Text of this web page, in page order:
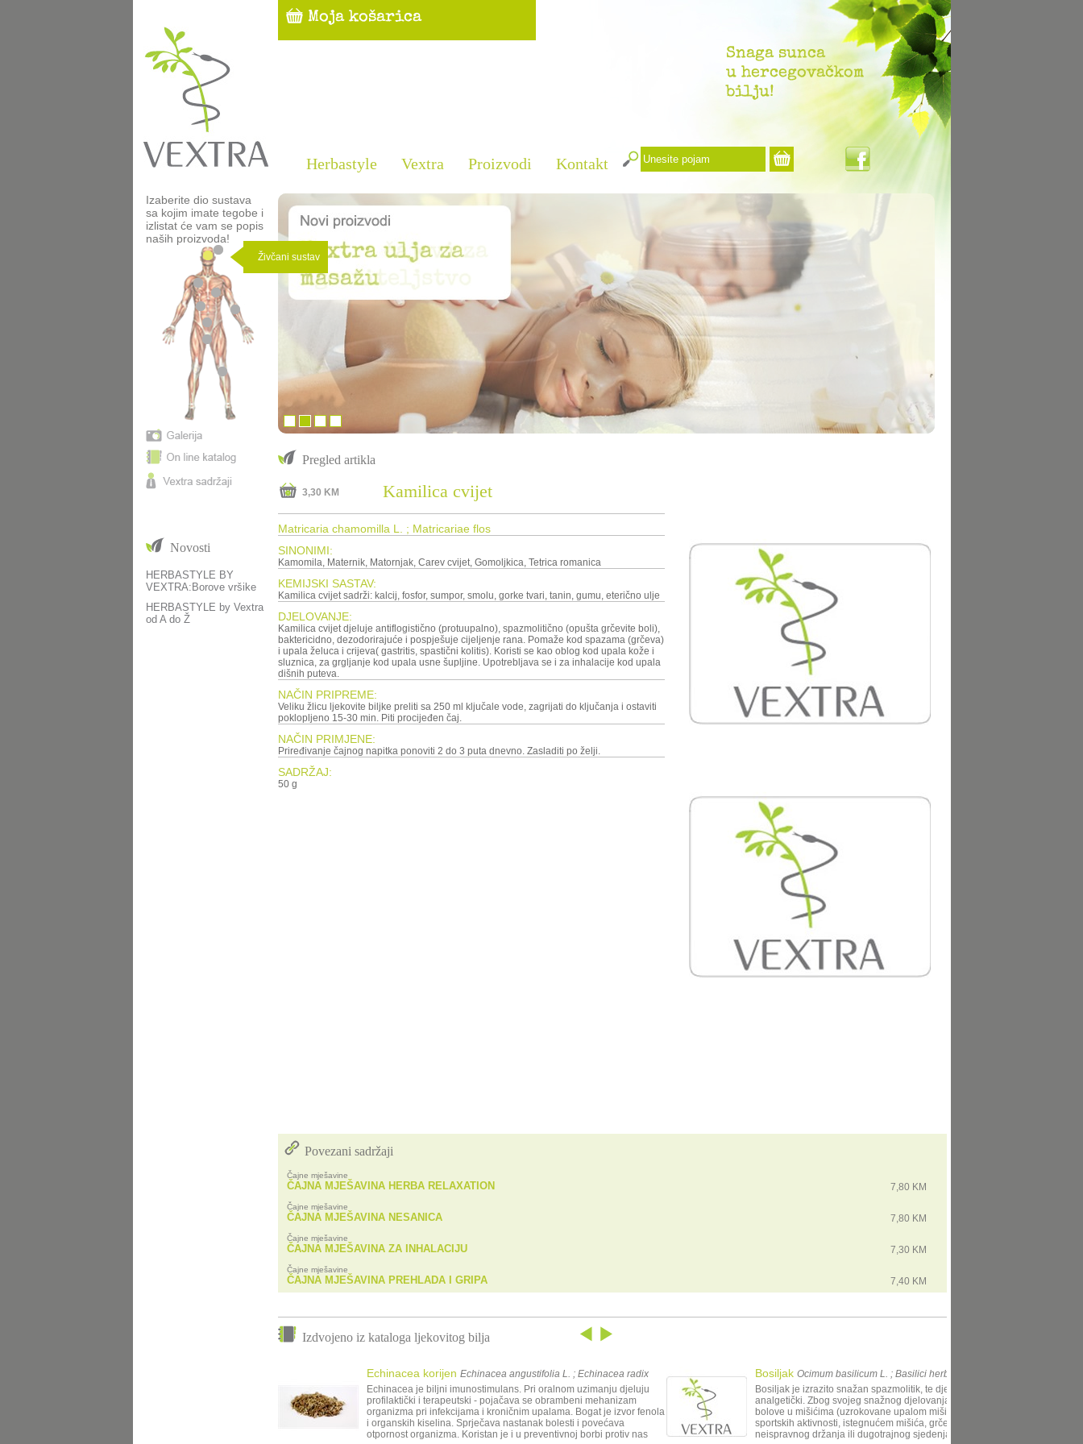
Herbastyle Vextra Proizvodi Kontakt
Izaberite dio sustava
sa kojim imate tegobe i
izlistat će vam se popis
naših proizvoda!
Živčani sustav
Novosti
HERBASTYLE BY
VEXTRA:Borove vršike
HERBASTYLE by Vextra
od A do Ž
Pregled artikla
3,30 KM Kamilica cvijet
Matricaria chamomilla L. ; Matricariae flos
SINONIMI:
Kamomila, Maternik, Matornjak, Carev cvijet, Gomoljkica, Tetrica romanica
KEMIJSKI SASTAV:
Kamilica cvijet sadrži: kalcij, fosfor, sumpor, smolu, gorke tvari, tanin, gumu, eterično ulje
DJELOVANJE:
Kamilica cvijet djeluje antiflogistično (protuupalno), spazmolitično (opušta grčevite boli),
baktericidno, dezodorirajuće i pospješuje cijeljenje rana. Pomaže kod spazama (grčeva)
i upala želuca i crijeva( gastritis, spastični kolitis). Koristi se kao oblog kod upala kože i
sluznica, za grgljanje kod upala usne šupljine. Upotrebljava se i za inhalacije kod upala
dišnih puteva.
NAČIN PRIPREME:
Veliku žlicu ljekovite biljke preliti sa 250 ml ključale vode, zagrijati do ključanja i ostaviti
poklopljeno 15-30 min. Piti procijeđen čaj.
NAČIN PRIMJENE:
Priređivanje čajnog napitka ponoviti 2 do 3 puta dnevno. Zasladiti po želji.
SADRŽAJ:
50 g
Povezani sadržaji
Čajne mješavine
ČAJNA MJEŠAVINA HERBA RELAXATION 7,80 KM
Čajne mješavine
ČAJNA MJEŠAVINA NESANICA 7,80 KM
Čajne mješavine
ČAJNA MJEŠAVINA ZA INHALACIJU 7,30 KM
Čajne mješavine
ČAJNA MJEŠAVINA PREHLADA I GRIPA 7,40 KM
Izdvojeno iz kataloga ljekovitog bilja
Echinacea korijen Echinacea angustifolia L. ; Echinacea radix
Echinacea je biljni imunostimulans. Pri oralnom uzimanju djeluju
profilaktički i terapeutski - pojačava se obrambeni mehanizam
organizma pri infekcijama i kroničnim upalama. Bogat je izvor fenola
i organskih kiselina. Sprječava nastanak bolesti i povećava
otpornost organizma. Koristan je i u preventivnoj borbi protiv nas
Bosiljak Ocimum basilicum L. ; Basilici herba
Bosiljak je izrazito snažan spazmolitik, te djeluje protuupalno i
analgetički. Zbog svojeg snažnog djelovanja, može ga se koristiti za
bolove u mišićima (uzrokovane upalom mišića nakon pretjeranih
sportskih aktivnosti, istegnućem mišića, grčeva mišića zbog
neispravnog držanja ili dugotrajnog sjedenja), kod glavobolja i m